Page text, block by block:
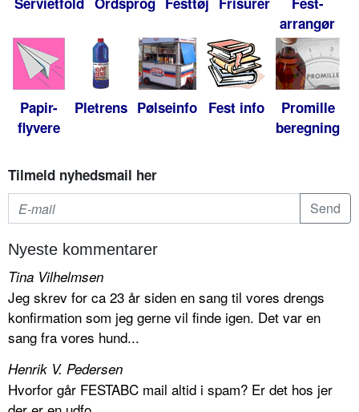
arrangør
Papir-
flyvere
Pletrens Pølseinfo Fest info
Promille
beregning
Tilmeld nyhedsmail her
Nyeste kommentarer
Tina Vilhelmsen
Jeg skrev for ca 23 år siden en sang til vores drengs
konfirmation som jeg gerne vil finde igen. Det var en
sang fra vores hund...
Henrik V. Pedersen
Hvorfor går FESTABC mail altid i spam? Er det hos jer